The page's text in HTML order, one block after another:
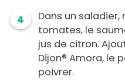
4
Dans un
tomates, le
jus de citron.
Dijon® Amora, le
poivrer.